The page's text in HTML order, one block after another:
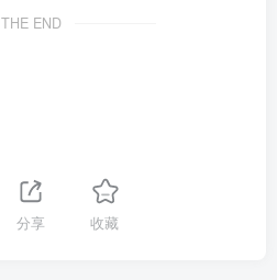
THE END
分享 收藏